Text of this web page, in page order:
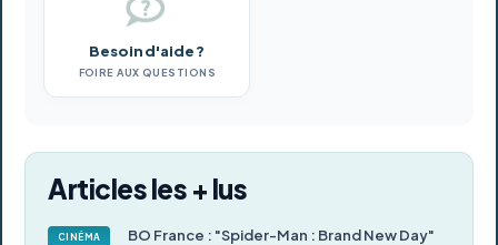
Besoin d'aide ?
FOIRE AUX QUESTIONS
Articles les + lus
CINÉMA
BO France : "Spider-Man : Brand New Day"